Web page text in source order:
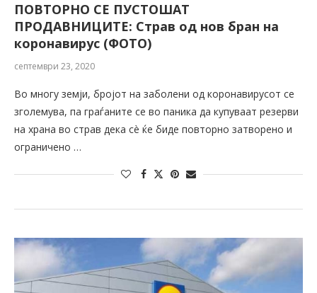
ПОВТОРНО СЕ ПУСТОШАТ
ПРОДАВНИЦИТЕ: Страв од нов бран на
коронавирус (ФОТО)
септември 23, 2020
Во многу земји, бројот на заболени од коронавирусот се
зголемува, па граѓаните се во паника да купуваат резерви
на храна во страв дека сè ќе биде повторно затворено и
ограничено …